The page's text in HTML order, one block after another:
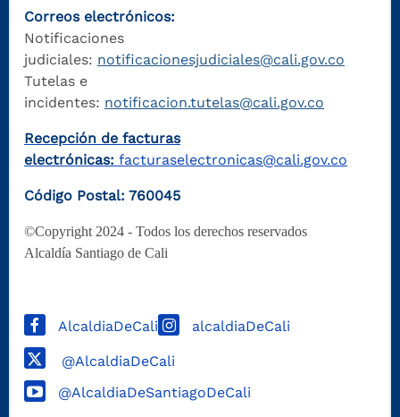
Correos electrónicos:
Notificaciones
judiciales: notificacionesjudiciales@cali.gov.co
Tutelas e
incidentes: notificacion.tutelas@cali.gov.co
Recepción de facturas
electrónicas: facturaselectronicas@cali.gov.co
Código Postal: 760045
©Copyright 2024 - Todos los derechos reservados
Alcaldía Santiago de Cali
AlcaldiaDeCali alcaldiaDeCali
@AlcaldiaDeCali
@AlcaldiaDeSantiagoDeCali